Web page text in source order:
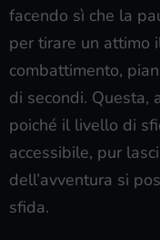
facendo sì che la
per tirare un attimo
combattimento,
di secondi. Questa,
poiché il livello di
accessibile, pur
dell’avventura si
sfida.